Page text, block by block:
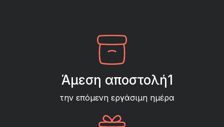
Άμεση αποστολή1
την επόμενη εργάσιμη ημέρα